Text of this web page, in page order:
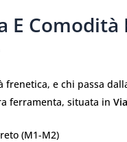
E Comodità
frenetica, e chi passa
ferramenta, situata in
(M1-M2)